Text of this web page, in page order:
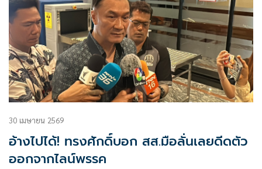
30 เมษายน 2569
อ้างไปได้! ทรงศักดิ์บอก สส.มือลั่นเลยดีดตัว
ออกจากไลน์พรรค